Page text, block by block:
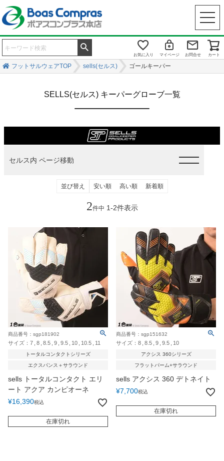
お気に入り マイページ お問合せ カート
フットサルウェアTOP sells(セルス) ゴールキーパー
SELLS(セルス) キーパーグローブ一覧
セルス内 ページ移動
並び替え 安い順 高い順 新着順
2件中 1-2件表示
商品番号：sgp181902
サイズ： 7 8 8.5 9 9.5 10 10.5 11
トータルコンタクトシリーズ
エクスパンス＋サラウンド
sells トータルコンタクト エリ
ート アクア カンピオーネ
¥16,390税込
在庫切れ
商品番号：sgp151632
サイズ： 8 8.5 9 9.5 10
アクシス 360シリーズ
フラットパーム+サラウンド
sells アクシス 360 デトネイト
¥7,700税込
在庫切れ